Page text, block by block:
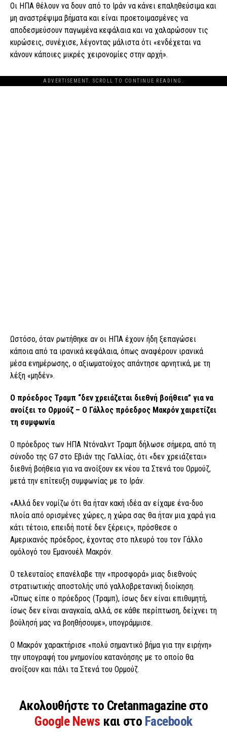
Οι ΗΠΑ θέλουν να δουν από το Ιράν να κάνει επαληθεύσιμα και
μη αναστρέψιμα βήματα και είναι προετοιμασμένες να
αποδεσμεύσουν παγωμένα κεφάλαια και να χαλαρώσουν τις
κυρώσεις, συνέχισε, λέγοντας μάλιστα ότι «ενδέχεται να
κάνουν κάποιες μικρές χειρονομίες στην αρχή».
ADVERTISEMENT. SCROLL TO CONTINUE READING.
Ωστόσο, όταν ρωτήθηκε αν οι ΗΠΑ έχουν ήδη ξεπαγώσει
κάποια από τα ιρανικά κεφάλαια, όπως αναφέρουν ιρανικά
μέσα ενημέρωσης, ο αξιωματούχος απάντησε αρνητικά, με τη
λέξη «μηδέν».
Ο πρόεδρος Τραμπ “δεν χρειάζεται διεθνή βοήθεια” για να
ανοίξει το Ορμούζ – Ο Γάλλος πρόεδρος Μακρόν χαιρετίζει
τη συμφωνία
Ο πρόεδρος των ΗΠΑ Ντόναλντ Τραμπ δήλωσε σήμερα, από τη
σύνοδο της G7 στο Εβιάν της Γαλλίας, ότι «δεν χρειάζεται»
διεθνή βοήθεια για να ανοίξουν εκ νέου τα Στενά του Ορμούζ,
μετά την επίτευξη συμφωνίας με το Ιράν.
«Αλλά δεν νομίζω ότι θα ήταν κακή ιδέα αν είχαμε ένα-δυο
πλοία από ορισμένες χώρες, η χώρα σας θα ήταν μια χαρά για
κάτι τέτοιο, επειδή ποτέ δεν ξέρεις», πρόσθεσε ο
Αμερικανός πρόεδρος, έχοντας στο πλευρό του τον Γάλλο
ομόλογό του Εμανουέλ Μακρόν.
Ο τελευταίος επανέλαβε την «προσφορά» μιας διεθνούς
στρατιωτικής αποστολής υπό γαλλοβρετανική διοίκηση.
«Όπως είπε ο πρόεδρος (Τραμπ), ίσως δεν είναι επιθυμητή,
ίσως δεν είναι αναγκαία, αλλά, σε κάθε περίπτωση, δείχνει τη
βούλησή μας να βοηθήσουμε», υπογράμμισε.
Ο Μακρόν χαρακτήρισε «πολύ σημαντικό βήμα για την ειρήνη»
την υπογραφή του μνημονίου κατανόησης με το οποίο θα
ανοίξουν και πάλι τα Στενά του Ορμούζ.
Ακολουθήστε το Cretanmagazine στο
Google News και στο Facebook